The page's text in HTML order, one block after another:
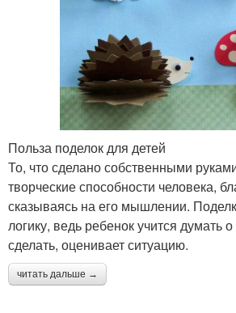
Польза поделок для детей
То, что сделано собственными
творческие способности человека,
сказываясь на его мышлении.
логику, ведь ребенок учится думать
сделать, оценивает ситуацию.
читать дальше →